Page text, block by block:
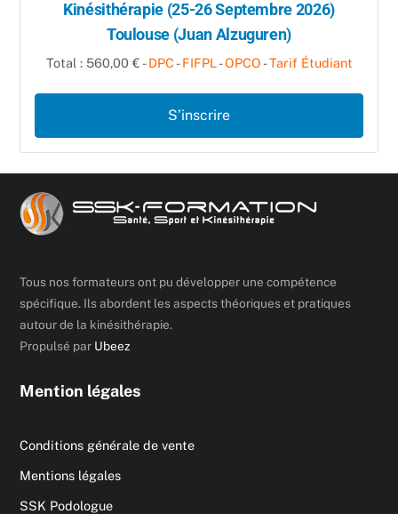
Kinésithérapie (25-26 Septembre 2026)
Toulouse (Juan Alzuguren)
Total : 560,00 € -DPC -FIFPL-OPCO -Tarif Étudiant
S’inscrire
Tous nos formateurs ont pu développer une compétence
spécifique. Ils abordent les aspects théoriques et pratiques
autour de la kinésithérapie.
Propulsé par Ubeez
Mention légales
Conditions générale de vente
Mentions légales
SSK Podologue